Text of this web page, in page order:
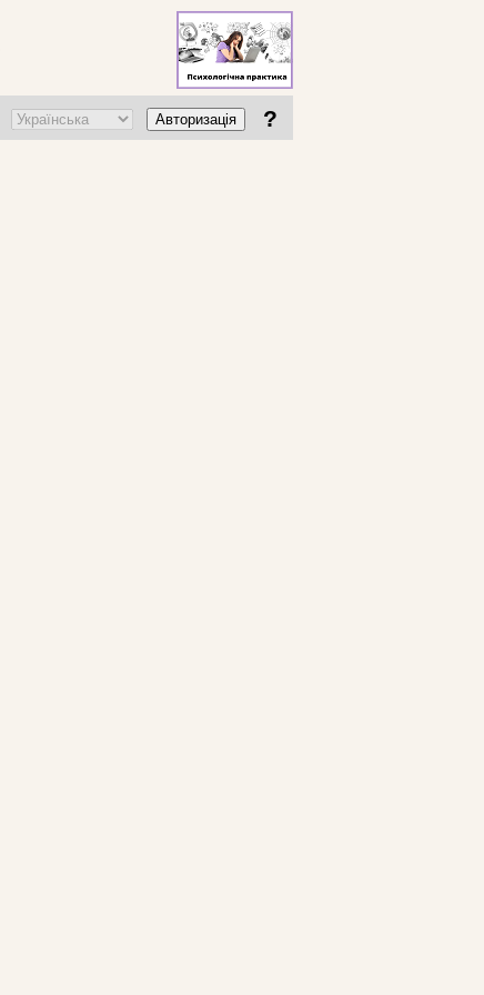
Авторизація ?